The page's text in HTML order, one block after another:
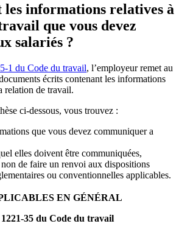
les informations relatives à
que vous devez
salariés ?
1 du Code du travail, l’employeur remet au
écrits contenant les informations
relation de travail.
ci-dessous, vous trouvez :
que vous devez communiquer a
elles doivent être communiquées,
de faire un renvoi aux dispositions
ou conventionnelles applicables.
EN GÉNÉRAL
35 du Code du travail